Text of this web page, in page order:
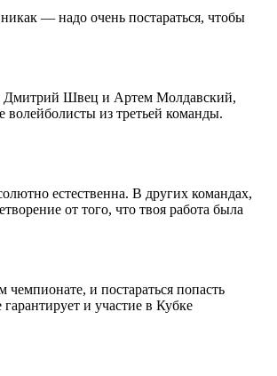
— надо очень постараться, чтобы
Дмитрий Швец и Артем Молдавский,
из третьей команды.
естественна. В других командах,
от того, что твоя работа была
и постараться попасть
и участие в Кубке